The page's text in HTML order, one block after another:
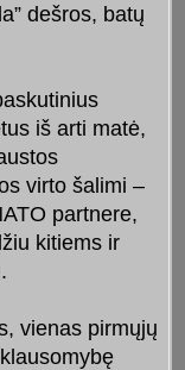
dešros, batų
iš arti matė,
virto šalimi –
partnere,
kitiems ir
vienas pirmųjų